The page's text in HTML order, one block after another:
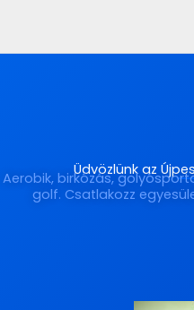
content
Üdvözlünk az
Aerobik, birkózás,
golf. Csatlakozz